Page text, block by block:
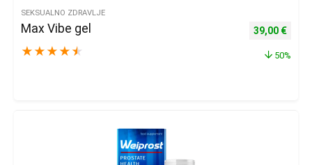
SEKSUALNO ZDRAVLJE
Max Vibe gel
★ ★ ★ ★ ★
Izvorna
39,00 €
50%